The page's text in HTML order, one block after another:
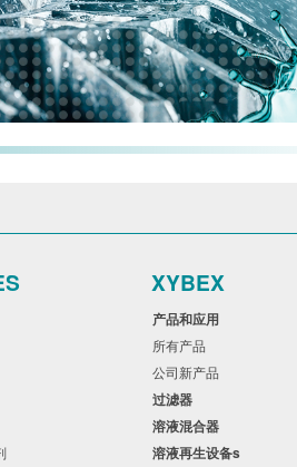
XYBEX
产品和应用
所有产品
公司新产品
过滤器
溶液混合器
溶液再生设备s